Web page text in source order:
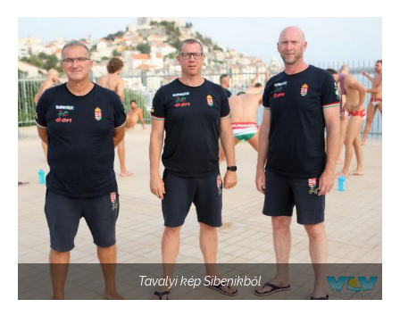
Tavalyi kép Sibenikből